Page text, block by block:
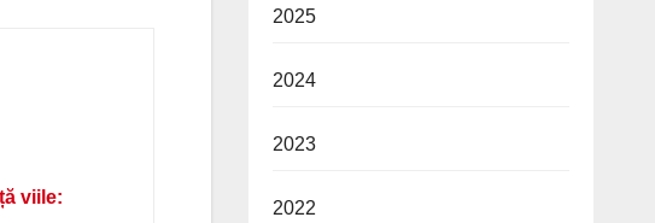
viile:
2025
2024
2023
2022